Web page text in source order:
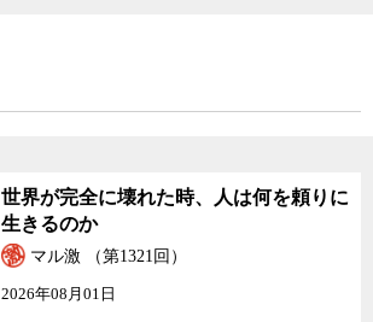
世界が完全に壊れた時、人は何を頼りに
生きるのか
マル激 （第1321回）
2026年08月01日